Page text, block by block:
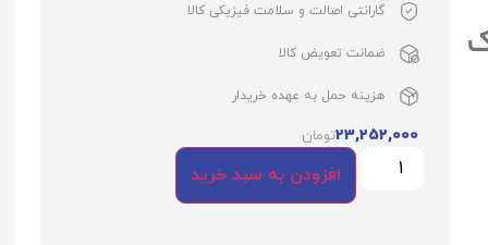
گارانتی اصالت و سلامت فیزیکی کالا
ضمانت تعویض کالا
هزینه حمل به عهده خریدار
23,252,000تومان
افزودن به سبد خرید